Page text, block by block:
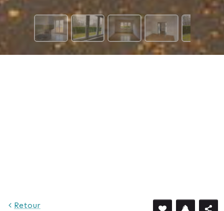
Retour